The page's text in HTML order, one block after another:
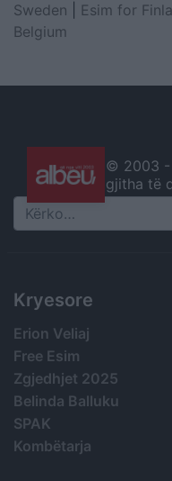
Sweden
Esim for
Belgium
© 2003 -
gjitha të
Search
Kryesore
Erion Veliaj
Free Esim
Zgjedhjet 2025
Belinda Balluku
SPAK
Kombëtarja